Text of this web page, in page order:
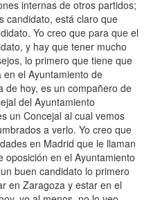
internas de otros partidos;
candidato, está claro que
Yo creo que para que el
y hay que tener mucho
lo primero que tiene que
el Ayuntamiento de
de hoy, es un compañero de
del Ayuntamiento
un Concejal al cual vemos
a verlo. Yo creo que
en Madrid que le llaman
en el Ayuntamiento
buen candidato lo primero
en Zaragoza y estar en el